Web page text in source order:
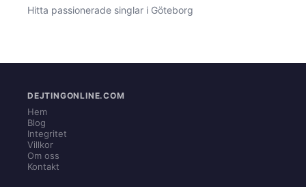
Hitta passionerade singlar i Göteborg
DEJTINGONLINE.COM
Hem
Blog
Integritet
Villkor
Om oss
Kontakt